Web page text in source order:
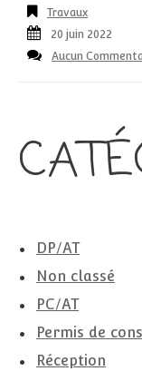
Travaux
20 juin 2022
Aucun
DP/AT
Non classé
PC/AT
Permis de
Réception